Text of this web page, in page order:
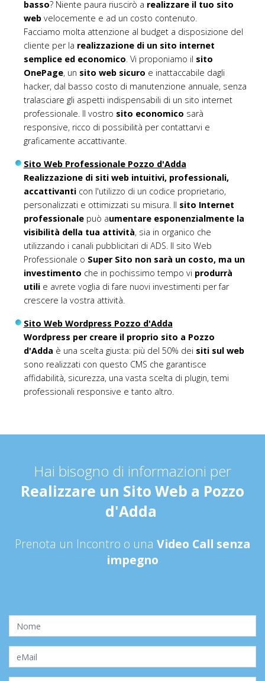
basso? Niente paura riuscirò a realizzare il tuo sito
webvelocemente e ad un costo contenuto.
Facciamo molta attenzione al budget a disposizione del
cliente per la realizzazione di un sito internet
semplice ed economico. Vi proponiamo il sito
OnePage, un sito web sicuro e inattaccabile dagli
hacker, dal basso costo di manutenzione annuale, senza
tralasciare gli aspetti indispensabili di un sito internet
professionale. Il vostro sito economico sarà
responsive, ricco di possibilità per contattarvi e
graficamente accattivante.
Sito Web Professionale Pozzo d'Adda
Realizzazione di siti web intuitivi, professionali,
accattivanticon l'utilizzo di un codice proprietario,
personalizzati e ottimizzati su misura. Il sito Internet
professionalepuò aumentare esponenzialmente la
visibilità della tua attività, sia in organico che
utilizzando i canali pubblicitari di ADS. Il sito Web
Professionale o Super Sito non sarà un costo, ma un
investimento che in pochissimo tempo vi produrrà
utili e avrete voglia di fare nuovi investimenti per far
crescere la vostra attività.
Sito Web Wordpress Pozzo d'Adda
Wordpress per creare il proprio sito a Pozzo
d'Adda è una scelta giusta: più del 50% dei siti sul web
sono realizzati con questo CMS che garantisce
affidabilità, sicurezza, una vasta scelta di plugin, temi
professionali responsive e tanto altro.
Hai bisogno di informazioni per
Realizzare un Sito Web a Pozzo
d'Adda
Prenota un Incontro o una Video Call senza
impegno